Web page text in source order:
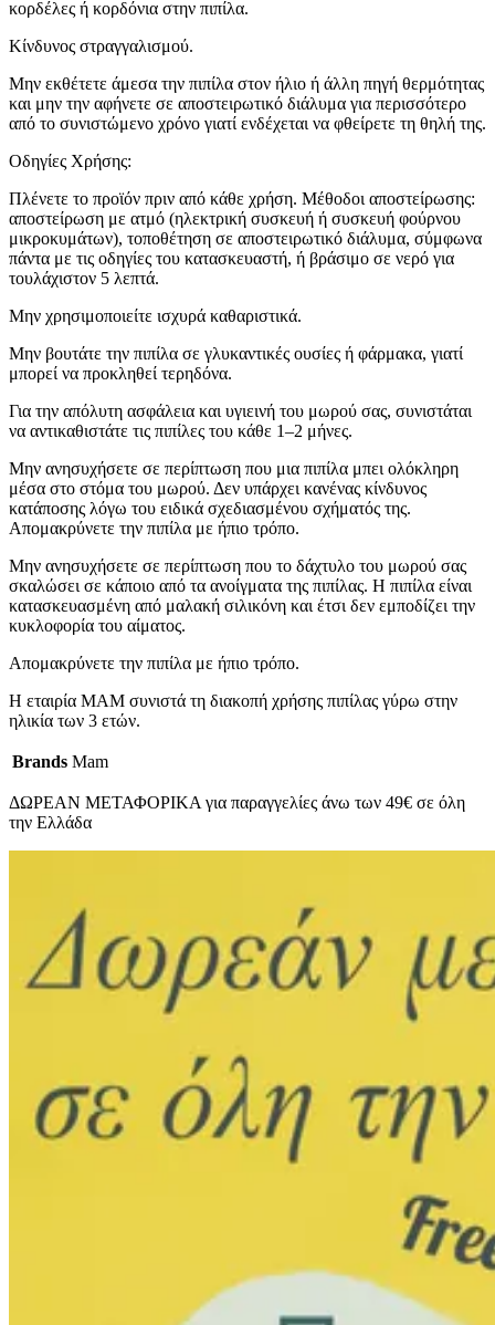
κορδέλες ή κορδόνια στην πιπίλα.
Κίνδυνος στραγγαλισμού.
Μην εκθέτετε άμεσα την πιπίλα στον ήλιο ή άλλη πηγή θερμότητας
και μην την αφήνετε σε αποστειρωτικό διάλυμα για περισσότερο
από το συνιστώμενο χρόνο γιατί ενδέχεται να φθείρετε τη θηλή της.
Οδηγίες Χρήσης:
Πλένετε το προϊόν πριν από κάθε χρήση. Μέθοδοι αποστείρωσης:
αποστείρωση με ατμό (ηλεκτρική συσκευή ή συσκευή φούρνου
μικροκυμάτων), τοποθέτηση σε αποστειρωτικό διάλυμα, σύμφωνα
πάντα με τις οδηγίες του κατασκευαστή, ή βράσιμο σε νερό για
τουλάχιστον 5 λεπτά.
Μην χρησιμοποιείτε ισχυρά καθαριστικά.
Μην βουτάτε την πιπίλα σε γλυκαντικές ουσίες ή φάρμακα, γιατί
μπορεί να προκληθεί τερηδόνα.
Για την απόλυτη ασφάλεια και υγιεινή του μωρού σας, συνιστάται
να αντικαθιστάτε τις πιπίλες του κάθε 1–2 μήνες.
Μην ανησυχήσετε σε περίπτωση που μια πιπίλα μπει ολόκληρη
μέσα στο στόμα του μωρού. Δεν υπάρχει κανένας κίνδυνος
κατάποσης λόγω του ειδικά σχεδιασμένου σχήματός της.
Απομακρύνετε την πιπίλα με ήπιο τρόπο.
Μην ανησυχήσετε σε περίπτωση που το δάχτυλο του μωρού σας
σκαλώσει σε κάποιο από τα ανοίγματα της πιπίλας. Η πιπίλα είναι
κατασκευασμένη από μαλακή σιλικόνη και έτσι δεν εμποδίζει την
κυκλοφορία του αίματος.
Απομακρύνετε την πιπίλα με ήπιο τρόπο.
Η εταιρία ΜΑΜ συνιστά τη διακοπή χρήσης πιπίλας γύρω στην
ηλικία των 3 ετών.
Brands Mam
ΔΩΡΕΑΝ ΜΕΤΑΦΟΡΙΚΑ για παραγγελίες άνω των 49€ σε όλη
την Ελλάδα